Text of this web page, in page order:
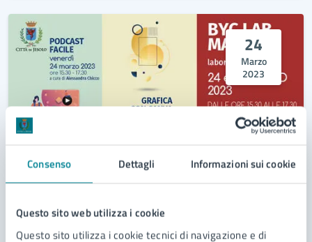
Consenso Dettagli Informazioni sui cookie
Questo sito web utilizza i cookie
Questo sito utilizza i cookie tecnici di navigazione e di
24
Marzo
2023
Laboratori digitali